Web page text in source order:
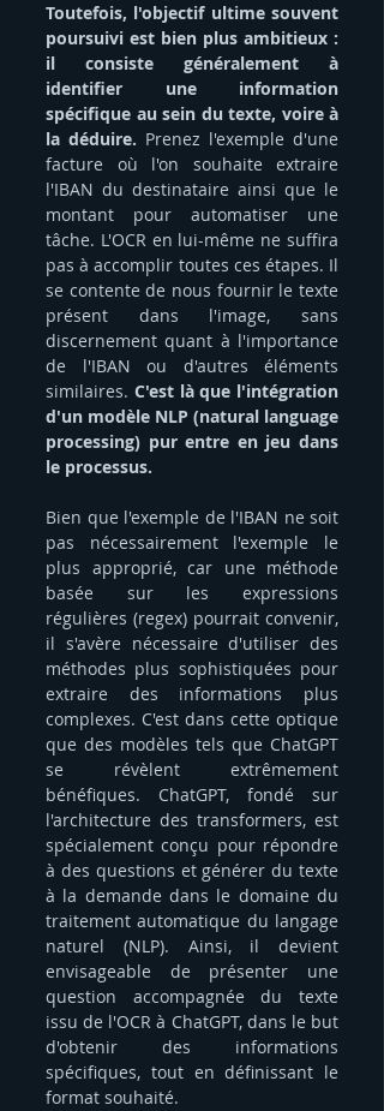
Toutefois, l'objectif ultime souvent
poursuivi est bien plus ambitieux :
il consiste généralement à
identifier une information
spécifique au sein du texte, voire à
la déduire. Prenez l'exemple d'une
facture où l'on souhaite extraire
l'IBAN du destinataire ainsi que le
montant pour automatiser une
tâche. L'OCR en lui-même ne suffira
pas à accomplir toutes ces étapes. Il
se contente de nous fournir le texte
présent dans l'image, sans
discernement quant à l'importance
de l'IBAN ou d'autres éléments
similaires. C'est là que l'intégration
d'un modèle NLP (natural language
processing) pur entre en jeu dans
le processus.
Bien que l'exemple de l'IBAN ne soit
pas nécessairement l'exemple le
plus approprié, car une méthode
basée sur les expressions
régulières (regex) pourrait convenir,
il s'avère nécessaire d'utiliser des
méthodes plus sophistiquées pour
extraire des informations plus
complexes. C'est dans cette optique
que des modèles tels que ChatGPT
se révèlent extrêmement
bénéfiques. ChatGPT, fondé sur
l'architecture des transformers, est
spécialement conçu pour répondre
à des questions et générer du texte
à la demande dans le domaine du
traitement automatique du langage
naturel (NLP). Ainsi, il devient
envisageable de présenter une
question accompagnée du texte
issu de l'OCR à ChatGPT, dans le but
d'obtenir des informations
spécifiques, tout en définissant le
format souhaité.